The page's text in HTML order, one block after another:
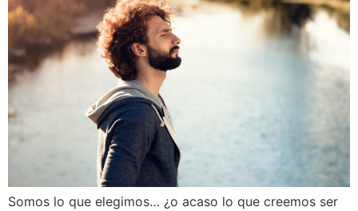
Somos lo que elegimos… ¿o acaso lo que creemos ser